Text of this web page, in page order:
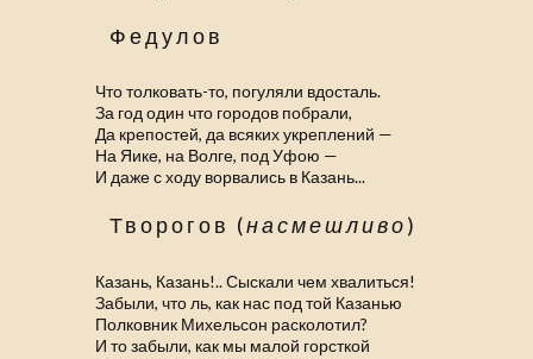
Федулов
Что толковать-то, погуляли вдосталь.
За год один что городов побрали,
Да крепостей, да всяких укреплений —
На Яике, на Волге, под Уфою —
И даже с ходу ворвались в Казань...
Творогов (насмешливо)
Казань, Казань!.. Сыскали чем хвалиться!
Забыли, что ль, как нас под той Казанью
Полковник Михельсон расколотил?
И то забыли, как мы малой горсткой